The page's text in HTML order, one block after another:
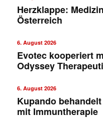
Herzklappe:
Österreich
6. August 2026
Evotec kooperiert
Odyssey
6. August 2026
Kupando
mit Immuntherapie